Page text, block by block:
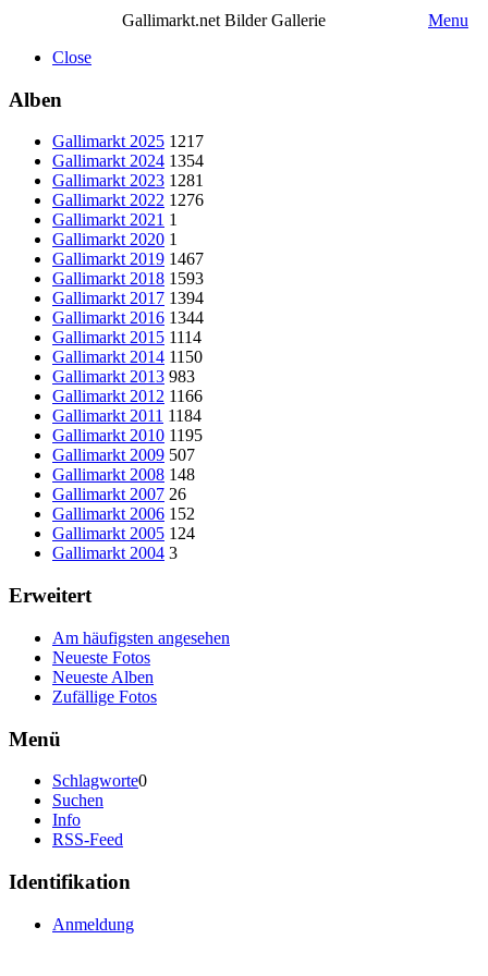
Gallimarkt.net Bilder Gallerie
Menu
Close
Alben
Gallimarkt 2025 1217
Gallimarkt 2024 1354
Gallimarkt 2023 1281
Gallimarkt 2022 1276
Gallimarkt 2021 1
Gallimarkt 2020 1
Gallimarkt 2019 1467
Gallimarkt 2018 1593
Gallimarkt 2017 1394
Gallimarkt 2016 1344
Gallimarkt 2015 1114
Gallimarkt 2014 1150
Gallimarkt 2013 983
Gallimarkt 2012 1166
Gallimarkt 2011 1184
Gallimarkt 2010 1195
Gallimarkt 2009 507
Gallimarkt 2008 148
Gallimarkt 2007 26
Gallimarkt 2006 152
Gallimarkt 2005 124
Gallimarkt 2004 3
Erweitert
Am häufigsten angesehen
Neueste Fotos
Neueste Alben
Zufällige Fotos
Menü
Schlagworte0
Suchen
Info
RSS-Feed
Identifikation
Anmeldung